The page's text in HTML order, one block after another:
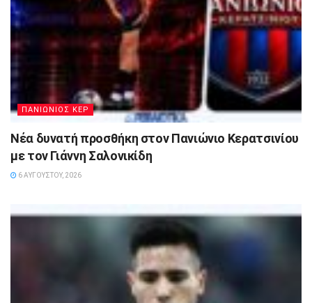
ΠΑΝΙΩΝΙΟΣ ΚΕΡ
Νέα δυνατή προσθήκη στον Πανιώνιο Κερατσινίου
με τον Γιάννη Σαλονικίδη
6 ΑΥΓΟΎΣΤΟΥ, 2026